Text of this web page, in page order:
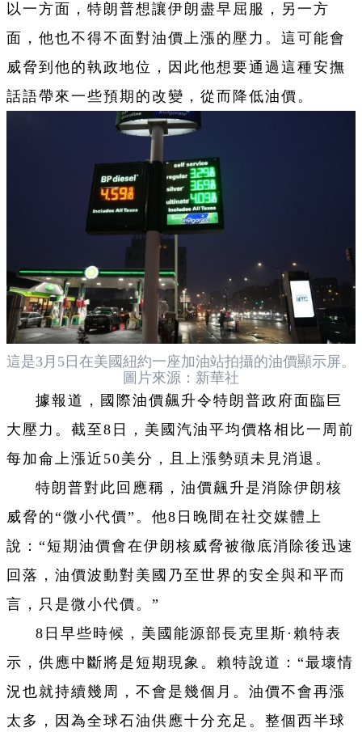
以一方面，特朗普想讓伊朗盡早屈服，另一方
面，他也不得不面對油價上漲的壓力。這可能會
威脅到他的執政地位，因此他想要通過這種安撫
話語帶來一些預期的改變，從而降低油價。
這是3月5日在美國紐約一座加油站拍攝的油價顯示屏。
圖片來源：新華社
據報道，國際油價飆升令特朗普政府面臨巨
大壓力。截至8日，美國汽油平均價格相比一周前
每加侖上漲近50美分，且上漲勢頭未見消退。
特朗普對此回應稱，油價飆升是消除伊朗核
威脅的“微小代價”。他8日晚間在社交媒體上
說：“短期油價會在伊朗核威脅被徹底消除後迅速
回落，油價波動對美國乃至世界的安全與和平而
言，只是微小代價。”
8日早些時候，美國能源部長克里斯·賴特表
示，供應中斷將是短期現象。賴特說道：“最壞情
況也就持續幾周，不會是幾個月。油價不會再漲
太多，因為全球石油供應十分充足。整個西半球